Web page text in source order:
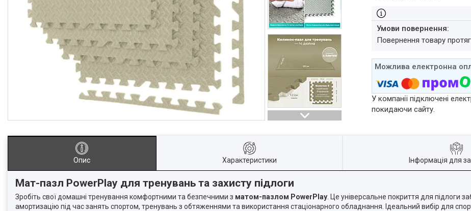
повернення товару
У компанії підключені
покидаючи сайту.
Опис Характеристики Інформація для
Мат-пазл PowerPlay для тренувань та захисту підлоги
Зробіть свої домашні тренування комфортними та безпечними з матом-пазлом PowerPlay . Це універсальне покриття для підлоги
амортизацію під час занять спортом, тренувань з обтяженнями та використання стаціонарного обладнання. Ідеальний вибір для